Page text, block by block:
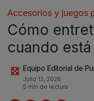
Accesorios y juegos
Cómo
cuando
Equipo Editorial de
Julio 13, 2026
5 min de lectura